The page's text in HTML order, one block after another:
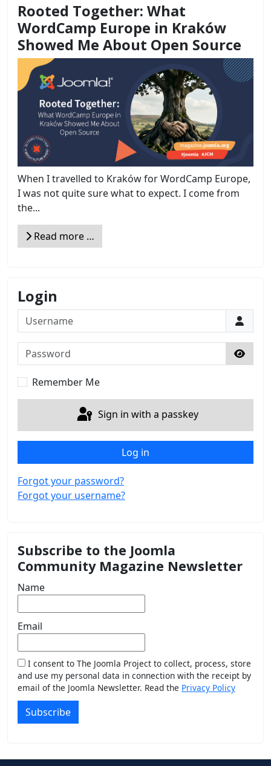
Rooted Together: What
WordCamp Europe in Kraków
Showed Me About Open Source
When I travelled to Kraków for WordCamp Europe,
I was not quite sure what to expect. I come from
the...
Read more …
Login
Username
Password
Show
Remember Me
Sign in with a passkey
Log in
Forgot your password?
Forgot your username?
Subscribe to the Joomla
Community Magazine Newsletter
Name
Email
I consent to The Joomla Project to collect, process, store
and use my personal data in connection with the receipt by
email of the Joomla Newsletter. Read the Privacy Policy
Subscribe